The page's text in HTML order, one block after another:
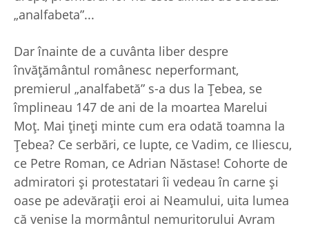
„analfabeta”...
Dar înainte de a cuvânta liber despre
învăţământul românesc neperformant,
premierul „analfabetă” s-a dus la Ţebea, se
împlineau 147 de ani de la moartea Marelui
Moţ. Mai ţineţi minte cum era odată toamna la
Ţebea? Ce serbări, ce lupte, ce Vadim, ce Iliescu,
ce Petre Roman, ce Adrian Năstase! Cohorte de
admiratori şi protestatari îi vedeau în carne şi
oase pe adevăraţii eroi ai Neamului, uita lumea
că venise la mormântul nemuritorului Avram